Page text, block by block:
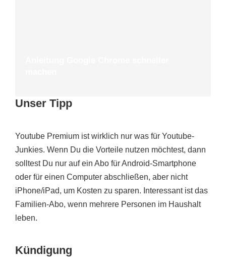
Unser Tipp
Youtube Premium ist wirklich nur was für Youtube-
Junkies. Wenn Du die Vorteile nutzen möchtest, dann
solltest Du nur auf ein Abo für Android-Smartphone
oder für einen Computer abschließen, aber nicht
iPhone/iPad, um Kosten zu sparen. Interessant ist das
Familien-Abo, wenn mehrere Personen im Haushalt
leben.
Kündigung